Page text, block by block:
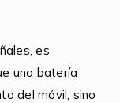
es
una batería
del móvil, sino